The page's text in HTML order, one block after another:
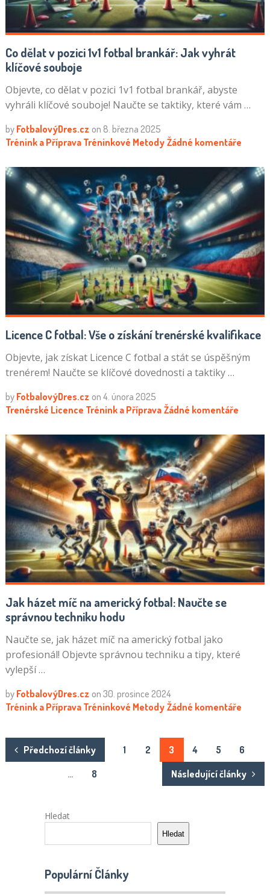
Co dělat v pozici 1v1 fotbal brankář: Jak vyhrát
klíčové souboje
Objevte, co dělat v pozici 1v1 fotbal brankář, abyste
vyhráli klíčové souboje! Naučte se taktiky, které vám …
by FotbalovýDres.cz on 8. března 2025
Trénink a Příprava Tréninkové Metody Žádné komentáře
Licence C fotbal: Vše o získání trenérské kvalifikace
Objevte, jak získat Licence C fotbal a stát se úspěšným
trenérem! Naučte se klíčové dovednosti a taktiky …
by FotbalovýDres.cz on 4. února 2025
Trenérské Licence Trénink a Příprava Žádné komentáře
Jak házet míč na americký fotbal: Naučte se
správnou techniku hodu
Naučte se, jak házet míč na americký fotbal jako
profesionál! Objevte správnou techniku a tipy, které
vylepší …
by FotbalovýDres.cz on 30. prosince 2024
Trénink a Příprava Tréninkové Metody Žádné komentáře
Stránkování
příspěvků
Předchozí články 1 2 3 4 5
6
…
8 Následující články
Hledat
Hledat
Populární Články